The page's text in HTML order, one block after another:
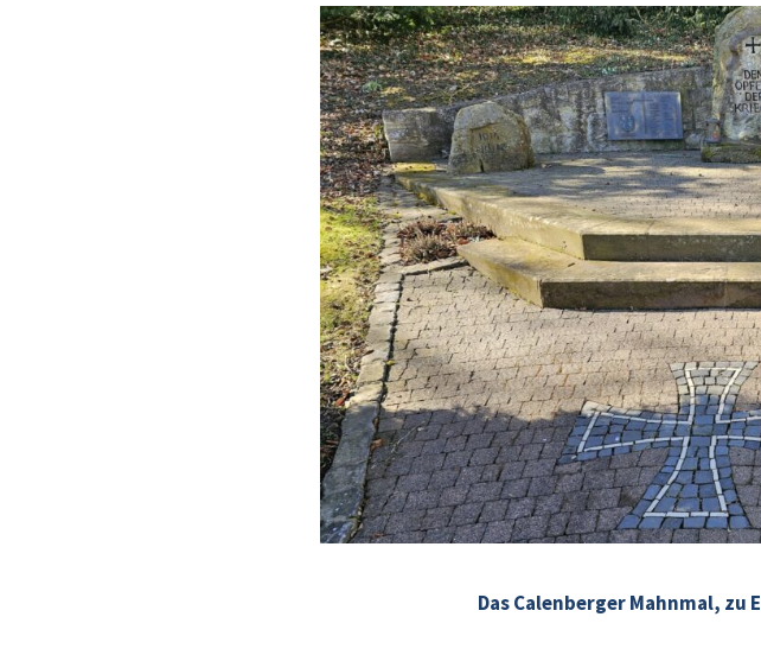
Das Calenberger Mahnmal,